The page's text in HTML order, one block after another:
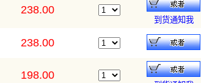
238.00
到货通知我
238.00
198.00